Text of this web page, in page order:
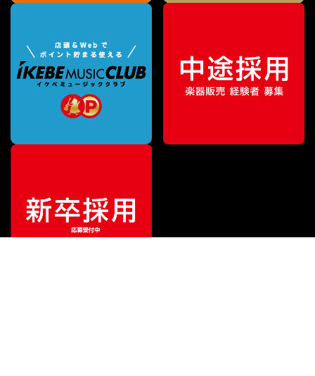
販売価格¥ 3,630（税込）
¥2,090（税込）